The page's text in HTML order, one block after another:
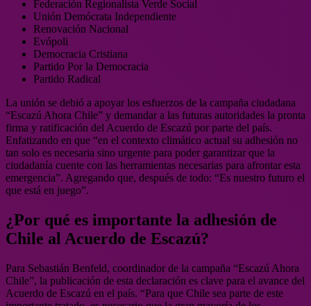
Federación Regionalista Verde Social
Unión Demócrata Independiente
Renovación Nacional
Evópoli
Democracia Cristiana
Partido Por la Democracia
Partido Radical
La unión se debió a apoyar los esfuerzos de la campaña ciudadana
“Escazú Ahora Chile” y demandar a las futuras autoridades la pronta
firma y ratificación del Acuerdo de Escazú por parte del país.
Enfatizando en que “en el contexto climático actual su adhesión no
tan solo es necesaria sino urgente para poder garantizar que la
ciudadanía cuente con las herramientas necesarias para afrontar esta
emergencia”. Agregando que, después de todo: “Es nuestro futuro el
que está en juego”.
¿Por qué es importante la adhesión de
Chile al Acuerdo de Escazú?
Para Sebastián Benfeld, coordinador de la campaña “Escazú Ahora
Chile”, la publicación de esta declaración es clave para el avance del
Acuerdo de Escazú en el país. “Para que Chile sea parte de este